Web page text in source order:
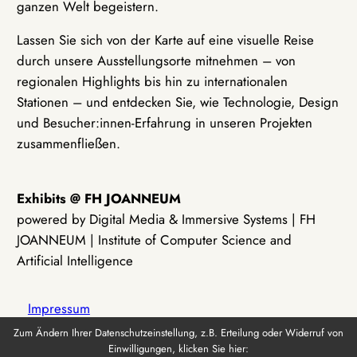
ganzen Welt begeistern.
Lassen Sie sich von der Karte auf eine visuelle Reise
durch unsere Ausstellungsorte mitnehmen – von
regionalen Highlights bis hin zu internationalen
Stationen – und entdecken Sie, wie Technologie, Design
und Besucher:innen-Erfahrung in unseren Projekten
zusammenfließen.
Exhibits @ FH JOANNEUM
powered by Digital Media & Immersive Systems | FH
JOANNEUM | Institute of Computer Science and
Artificial Intelligence
Impressum
Zum Ändern Ihrer Datenschutzeinstellung, z.B. Erteilung oder Widerruf von
Einwilligungen, klicken Sie hier: